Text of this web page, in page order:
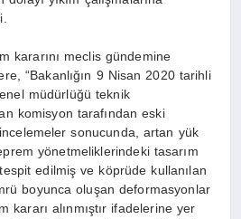
kararını meclis gündemine
“Bakanlığın 9 Nisan 2020 tarihli
müdürlüğü teknik
komisyon tarafından eski
sonucunda, artan yük
yönetmeliklerindeki tasarım
edilmiş ve köprüde kullanılan
boyunca oluşan deformasyonlar
kararı alınmıştır ifadelerine yer